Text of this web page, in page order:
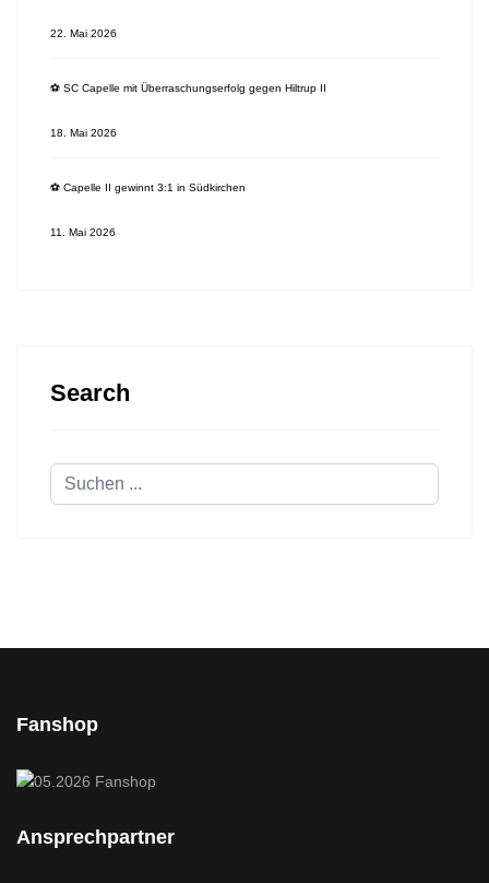
22. Mai 2026
⚽️ SC Capelle mit Überraschungserfolg gegen Hiltrup II
18. Mai 2026
⚽️ Capelle II gewinnt 3:1 in Südkirchen
11. Mai 2026
Search
Suchen
Fanshop
Ansprechpartner